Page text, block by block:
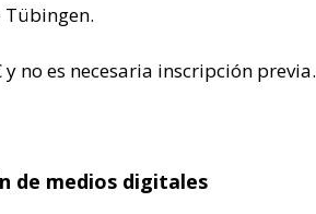
Tübingen.
no es necesaria inscripción previa.
de medios digitales